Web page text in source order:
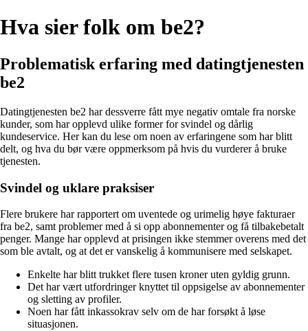
Hva sier folk om be2?
Problematisk erfaring med datingtjenesten
be2
Datingtjenesten be2 har dessverre fått mye negativ omtale fra norske
kunder, som har opplevd ulike former for svindel og dårlig
kundeservice. Her kan du lese om noen av erfaringene som har blitt
delt, og hva du bør være oppmerksom på hvis du vurderer å bruke
tjenesten.
Svindel og uklare praksiser
Flere brukere har rapportert om uventede og urimelig høye fakturaer
fra be2, samt problemer med å si opp abonnementer og få tilbakebetalt
penger. Mange har opplevd at prisingen ikke stemmer overens med det
som ble avtalt, og at det er vanskelig å kommunisere med selskapet.
Enkelte har blitt trukket flere tusen kroner uten gyldig grunn.
Det har vært utfordringer knyttet til oppsigelse av abonnementer
og sletting av profiler.
Noen har fått inkassokrav selv om de har forsøkt å løse
situasjonen.